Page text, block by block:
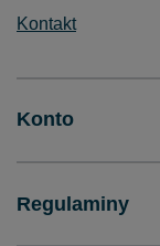
Kontakt
Konto
Regulaminy